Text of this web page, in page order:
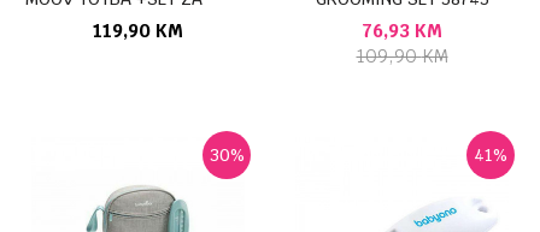
119,90 KM 76,93 KM
109,90KM
30% 41%